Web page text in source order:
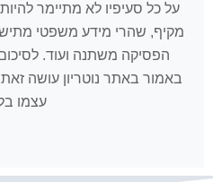
על כל סעיפיו לא מתיימר להיות
מקיף, שהרי מידע משפטי
הפסיקה משתנה ועוד.
באמור באתר נוטריון עושה
עצמו